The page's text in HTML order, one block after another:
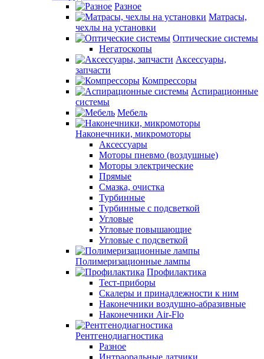
Разное
Матрасы,
чехлы на установки
Оптические системы
Негатоскопы
Аксессуары,
запчасти
Компрессоры
Аспирационные
системы
Мебель
Наконечники, микромоторы
Аксессуары
Моторы пневмо (воздушные)
Моторы электрические
Прямые
Смазка, очистка
Турбинные
Турбинные с подсветкой
Угловые
Угловые повышающие
Угловые с подсветкой
Полимеризационные лампы
Профилактика
Тест-приборы
Скалеры и принадлежности к ним
Наконечники воздушно-абразивные
Наконечники Air-Flo
Рентгенодиагностика
Разное
Интраоральные датчики